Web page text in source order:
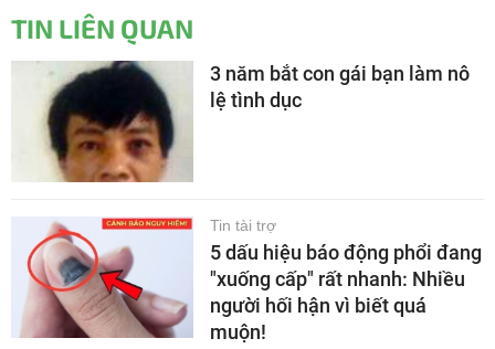
TIN LIÊN QUAN
3 năm bắt con gái bạn làm nô
lệ tình dục
Tin tài trợ
5 dấu hiệu báo động phổi đang
"xuống cấp" rất nhanh: Nhiều
người hối hận vì biết quá
muộn!